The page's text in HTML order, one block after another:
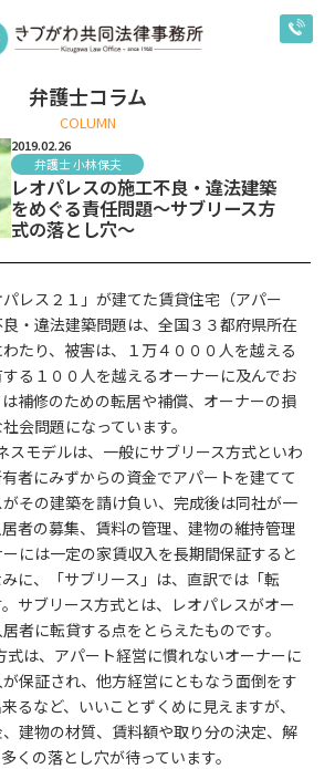
弁護士コラム
COLUMN
2019.02.26
弁護士 小林保夫
レオパレスの施工不良・違法建築
をめぐる責任問題～サブリース方
式の落とし穴～
レス２１」が建てた賃貸住宅（アパー
・違法建築問題は、全国３３都府県所在
たり、被害は、１万４０００人を越える
る１００人を越えるオーナーに及んでお
補修のための転居や補償、オーナーの損
会問題になっています。
スモデルは、一般にサブリース方式といわ
者にみずからの資金でアパートを建てて
その建築を請け負い、完成後は同社が一
者の募集、賃料の管理、建物の維持管理
には一定の家賃収入を長期間保証すると
に、「サブリース」は、直訳では「転
サブリース方式とは、レオパレスがオー
者に転貸する点をとらえたものです。
式は、アパート経営に慣れないオーナーに
保証され、他方経営にともなう面倒をす
るなど、いいことずくめに見えますが、
建物の材質、賃料額や取り分の決定、解
くの落とし穴が待っています。